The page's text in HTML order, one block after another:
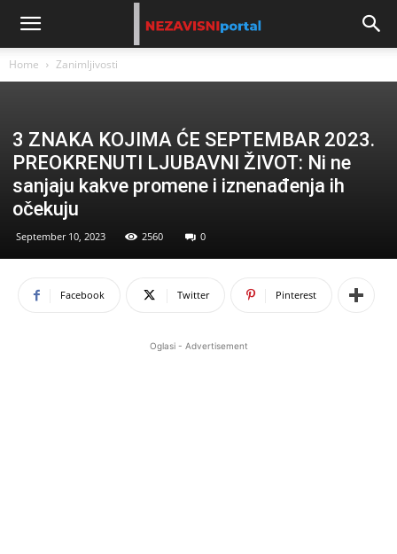
Home Zanimljivosti
3 ZNAKA KOJIMA ĆE SEPTEMBAR 2023.
PREOKRENUTI LJUBAVNI ŽIVOT: Ni ne
sanjaju kakve promene i iznenađenja ih
očekuju
September 10, 2023 2560 0
Facebook Twitter Pinterest
Oglasi - Advertisement